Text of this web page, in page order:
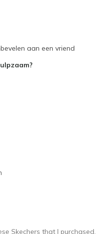
aan een vriend
Skechers that I purchased.